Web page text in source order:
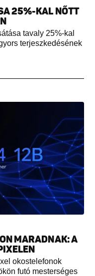
25%-KAL NŐTT
tavaly 25%-kal
terjeszkedésének
MARADNAK: A
okostelefonok
futó mesterséges